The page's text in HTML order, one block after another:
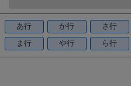
o
o
k
あ行 か行 さ行
ま行
や行 ら行